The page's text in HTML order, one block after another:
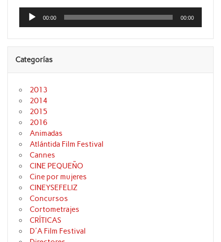
Reproductor
audio
00:00 00:00
Categorías
2013
2014
2015
2016
Animadas
Atlántida Film Festival
Cannes
CINE PEQUEÑO
Cine por mujeres
CINEYSEFELIZ
Concursos
Cortometrajes
CRÍTICAS
D'A Film Festival